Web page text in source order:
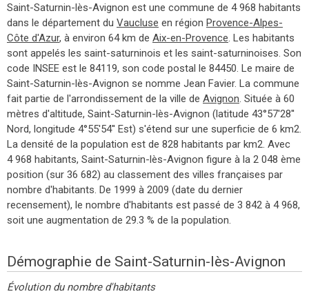
Saint-Saturnin-lès-Avignon est une commune de 4 968 habitants
dans le département du Vaucluse en région Provence-Alpes-
Côte d'Azur, à environ 64 km de Aix-en-Provence. Les habitants
sont appelés les saint-saturninois et les saint-saturninoises. Son
code INSEE est le 84119, son code postal le 84450. Le maire de
Saint-Saturnin-lès-Avignon se nomme Jean Favier. La commune
fait partie de l'arrondissement de la ville de Avignon. Située à 60
mètres d'altitude, Saint-Saturnin-lès-Avignon (latitude 43°57'28''
Nord, longitude 4°55'54'' Est) s'étend sur une superficie de 6 km2.
La densité de la population est de 828 habitants par km2. Avec
4 968 habitants, Saint-Saturnin-lès-Avignon figure à la 2 048 ème
position (sur 36 682) au classement des villes françaises par
nombre d'habitants. De 1999 à 2009 (date du dernier
recensement), le nombre d'habitants est passé de 3 842 à 4 968,
soit une augmentation de 29.3 % de la population.
Démographie de Saint-Saturnin-lès-Avignon
Évolution du nombre d'habitants